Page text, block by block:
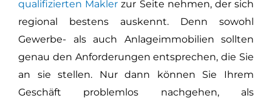
qualifizierten Makler zur Seite nehmen, der sich
regional bestens auskennt. Denn sowohl
Gewerbe- als auch Anlageimmobilien sollten
genau den Anforderungen entsprechen, die Sie
an sie stellen. Nur dann können Sie Ihrem
Geschäft problemlos nachgehen, als